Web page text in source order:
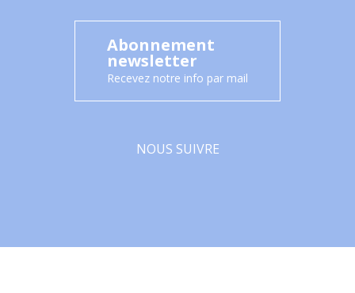
Abonnement
newsletter
Recevez notre info par mail
NOUS SUIVRE